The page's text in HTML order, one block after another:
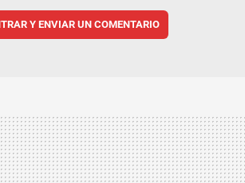
Y ENVIAR UN COMENTARIO